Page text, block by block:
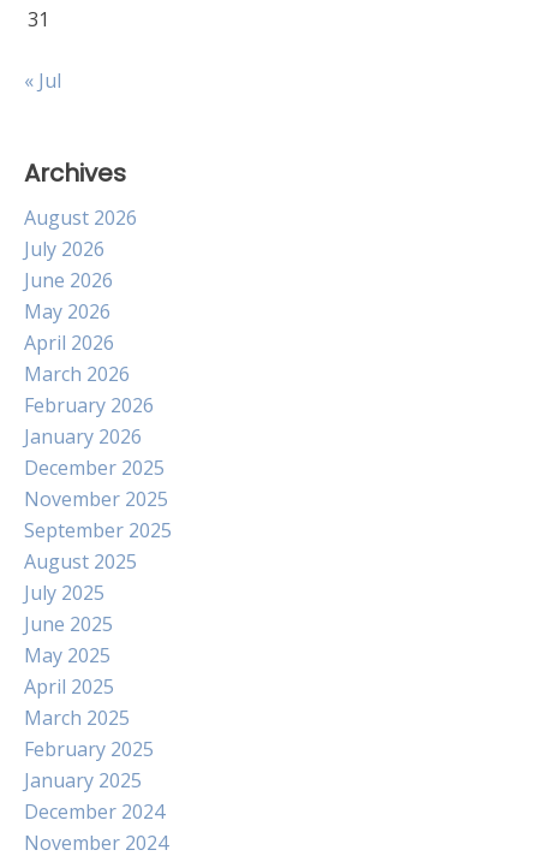
31
« Jul
Archives
August 2026
July 2026
June 2026
May 2026
April 2026
March 2026
February 2026
January 2026
December 2025
November 2025
September 2025
August 2025
July 2025
June 2025
May 2025
April 2025
March 2025
February 2025
January 2025
December 2024
November 2024